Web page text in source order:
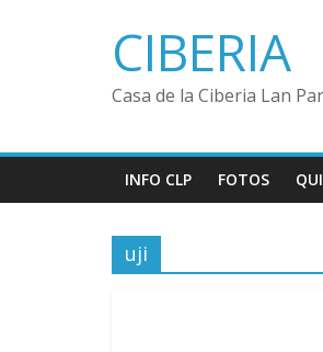
CIBERIA
Casa de la Ciberia Lan
INFO CLP FOTOS
uji